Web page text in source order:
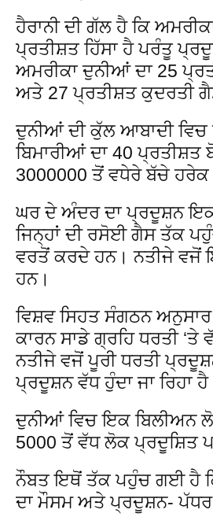
ਹੈਰਾਨੀ ਦੀ ਗੱਲ ਹੈ ਕਿ
ਪ੍ਰਤੀਸ਼ਤ ਹਿੱਸਾ ਹੈ ਪਰੰਤੂ
ਅਮਰੀਕਾ ਦੁਨੀਆਂ ਦਾ 25
ਅਤੇ 27 ਪ੍ਰਤੀਸ਼ਤ ਕੁਦਰਤੀ
ਦੁਨੀਆਂ ਦੀ ਕੁੱਲ ਆਬਾਦੀ
ਬਿਮਾਰੀਆਂ ਦਾ 40
3000000 ਤੋਂ ਵਧੇਰੇ ਬੱਚੇ
ਘਰ ਦੇ ਅੰਦਰ ਦਾ ਪ੍ਰਦੂਸ਼ਨ
ਜਿਨ੍ਹਾਂ ਦੀ ਰਸੋਈ ਗੈਸ ਤੱਕ
ਵਰਤੋਂ ਕਰਦੇ ਹਨ। ਨਤੀਜੇ ਵਜੋਂ
ਹਨ।
ਵਿਸ਼ਵ ਸਿਹਤ ਸੰਗਠਨ
ਕਾਰਨ ਸਾਡੇ ਗ੍ਰਹਿ ਧਰਤੀ
ਨਤੀਜੇ ਵਜੋਂ ਪੂਰੀ ਧਰਤੀ
ਪ੍ਰਦੂਸ਼ਨ ਵੱਧ ਹੁੰਦਾ ਜਾ ਰਿਹਾ
ਦੁਨੀਆਂ ਵਿਚ ਇਕ ਬਿਲੀਅਨ
5000 ਤੋਂ ਵੱਧ ਲੋਕ ਪ੍ਰਦੂਸ਼ਿਤ
ਨੌਬਤ ਇਥੋਂ ਤੱਕ ਪਹੁੰਚ ਗਈ ਹੈ
ਦਾ ਮੌਸਮ ਅਤੇ ਪ੍ਰਦੂਸ਼ਨ- ਪੱਧਰ